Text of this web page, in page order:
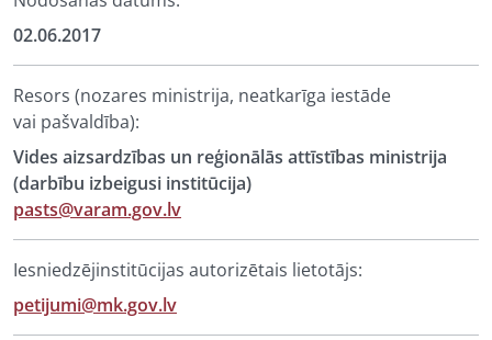
02.06.2017
Resors (nozares ministrija, neatkarīga iestāde
vai pašvaldība):
Vides aizsardzības un reģionālās attīstības ministrija
(darbību izbeigusi institūcija)
pasts@varam.gov.lv
Iesniedzējinstitūcijas autorizētais lietotājs:
petijumi@mk.gov.lv